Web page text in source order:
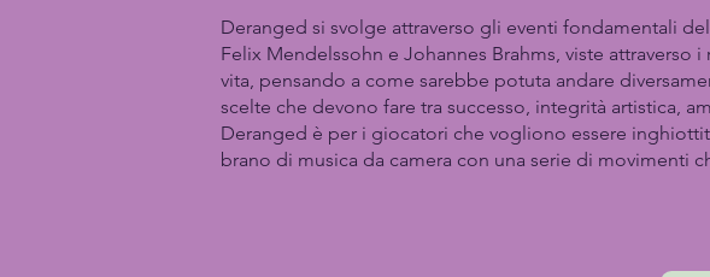
Deranged si svolge attraverso gli eventi fondamentali
Felix Mendelssohn e Johannes Brahms, viste attraverso
vita, pensando a come sarebbe potuta andare
scelte che devono fare tra successo, integrità artistica,
Deranged è per i giocatori che vogliono essere
brano di musica da camera con una serie di movimenti